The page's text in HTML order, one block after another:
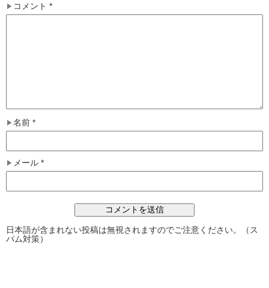
コメント *
名前 *
メール *
日本語が含まれない投稿は無視されますのでご注意ください。（ス
パム対策）